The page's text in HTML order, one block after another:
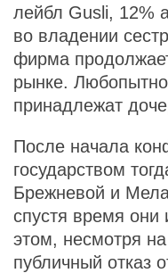
лейбл Gusli, 12%
во владении
фирма
рынке.
принадлежат
После начала
государством
Брежневой и
спустя время они
этом, несмотря
публичный отказ